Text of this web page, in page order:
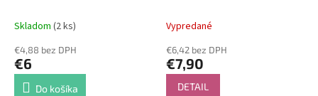
Skladom (2 ks)
€4,88 bez DPH
€6
Do košíka
Vypredané
€6,42 bez DPH
€7,90
DETAIL